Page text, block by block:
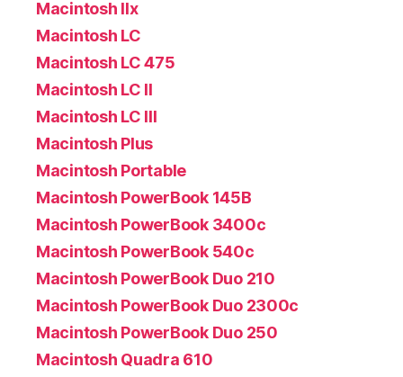
Macintosh IIx
Macintosh LC
Macintosh LC 475
Macintosh LC II
Macintosh LC III
Macintosh Plus
Macintosh Portable
Macintosh PowerBook 145B
Macintosh PowerBook 3400c
Macintosh PowerBook 540c
Macintosh PowerBook Duo 210
Macintosh PowerBook Duo 2300c
Macintosh PowerBook Duo 250
Macintosh Quadra 610